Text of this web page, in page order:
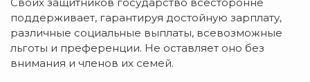
поддерживает, гарантируя достойную зарплату,
различные социальные выплаты, всевозможные
льготы и преференции. Не оставляет оно без
внимания и членов их семей.